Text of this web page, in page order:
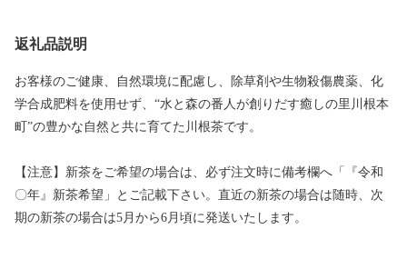
返礼品説明
お客様のご健康、自然環境に配慮し、除草剤や生物殺傷農薬、化
学合成肥料を使用せず、“水と森の番人が創りだす癒しの里川根本
町”の豊かな自然と共に育てた川根茶です。
【注意】新茶をご希望の場合は、必ず注文時に備考欄へ「『令和
〇年』新茶希望」とご記載下さい。直近の新茶の場合は随時、次
期の新茶の場合は5月から6月頃に発送いたします。